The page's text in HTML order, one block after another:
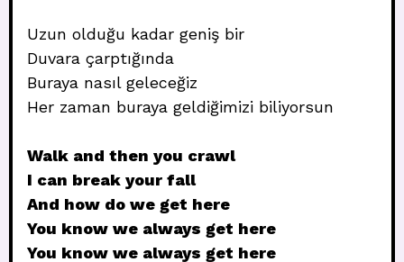
Uzun olduğu kadar geniş bir
Duvara çarptığında
Buraya nasıl geleceğiz
Her zaman buraya geldiğimizi biliyorsun
Walk and then you crawl
I can break your fall
And how do we get here
You know we always get here
You know we always get here